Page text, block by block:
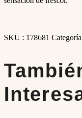
SKU : 178681